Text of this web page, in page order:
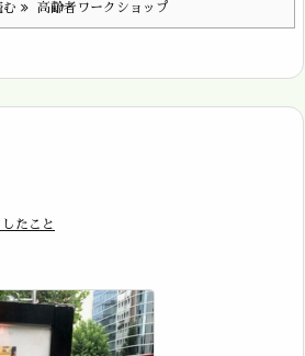
む 高齢者ワークショップ
たこと